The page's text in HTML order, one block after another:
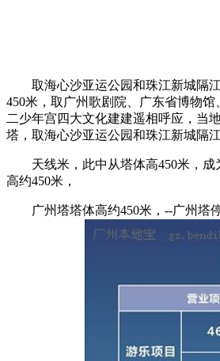
取海心沙亚运公园和珠江新城隔江
450米，取广州歌剧院、广东省博物
二少年宫四大文化建建遥相呼应，当
塔，取海心沙亚运公园和珠江新城隔江
天线米，此中从塔体高450米，成为
高约450米，
广州塔塔体高约450米，--广州塔停